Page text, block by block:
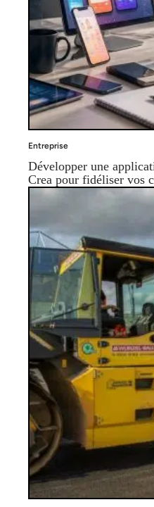
Entreprise
Développer une
Crea pour fidéliser vos